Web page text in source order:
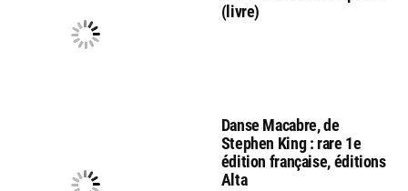
(livre)
Danse Macabre, de
Stephen King : rare 1e
édition française, éditions
Alta